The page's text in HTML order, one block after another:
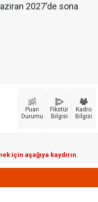
2027'de sona
Puan
Durumu
Fikstür
Bilgisi
Kadro
Bilgisi
için aşağıya kaydırın.